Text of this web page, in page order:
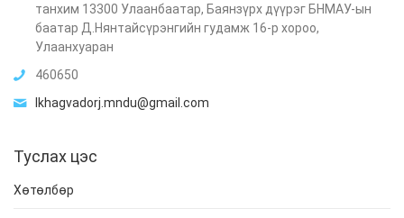
танхим 13300 Улаанбаатар, Баянзүрх дүүрэг БНМАУ-ын
баатар Д.Нянтайсүрэнгийн гудамж 16-р хороо,
Улаанхуаран
460650
lkhagvadorj.mndu@gmail.com
Туслах цэс
Хөтөлбөр